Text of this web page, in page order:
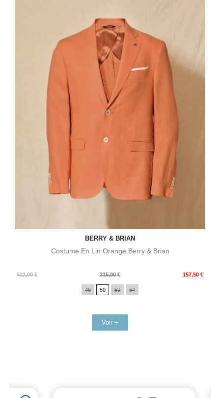
BERRY & BRIAN
Costume En Lin Orange Berry & Brian
522,00 €
Prix
315,00 € 157,50 €
Prix
48 50 52 54
Voir +